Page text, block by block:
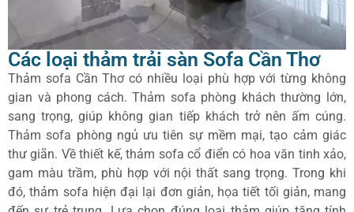
Các loại thảm trải sàn Sofa Cần Thơ
Thảm sofa Cần Thơ có nhiều loại phù hợp với từng không
gian và phong cách. Thảm sofa phòng khách thường lớn,
sang trọng, giúp không gian tiếp khách trở nên ấm cúng.
Thảm sofa phòng ngủ ưu tiên sự mềm mại, tạo cảm giác
thư giãn. Về thiết kế, thảm sofa cổ điển có hoa văn tinh xảo,
gam màu trầm, phù hợp với nội thất sang trọng. Trong khi
đó, thảm sofa hiện đại lại đơn giản, họa tiết tối giản, mang